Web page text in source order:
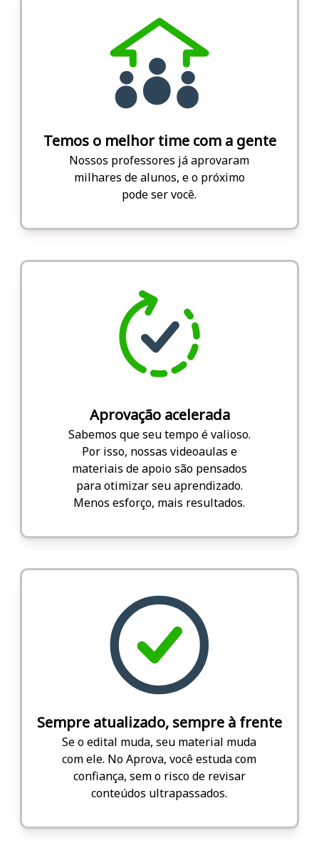
Temos o melhor time com a gente
Nossos professores já aprovaram
milhares de alunos, e o próximo
pode ser você.
Aprovação acelerada
Sabemos que seu tempo é valioso.
Por isso, nossas videoaulas e
materiais de apoio são pensados
para otimizar seu aprendizado.
Menos esforço, mais resultados.
Sempre atualizado, sempre à frente
Se o edital muda, seu material muda
com ele. No Aprova, você estuda com
confiança, sem o risco de revisar
conteúdos ultrapassados.